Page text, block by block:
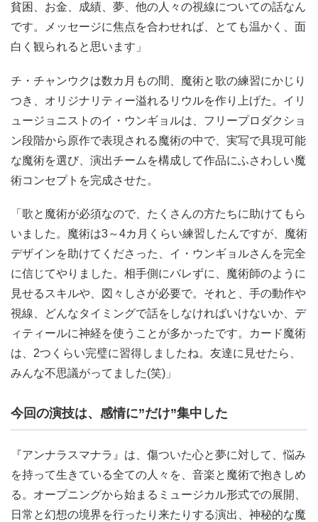
貧困、お金、成績、夢、他の人々の視線についての話なん
です。メッセージに焦点を合わせれば、とても温かく、面
白く観られると思います」
チ・チャンウクは数カ月もの間、魔術と歌の練習にかじり
つき、オリジナリティー溢れるリウルを作り上げた。イリ
ュージョニストのイ・ウンギョルは、フリープロダクショ
ン段階から原作で表現される魔術の中で、実写で具現可能
な魔術を選び、演出チームを構成して作品にふさわしい魔
術コンセプトを完成させた。
「歌と魔術が必須なので、たくさんの方たちに助けてもら
いました。魔術は3～4カ月くらい練習したんですが、魔術
デザインを助けてくださった、イ・ウンギョルさんを完全
に信じてやりました。相手側にバレずに、魔術師のように
見せるスキルや、図々しさが必要で。それと、手の動作や
視線、どんなタイミングで話をしなければいけないか、デ
ィティールに神経を使うことが多かったです。カード魔術
は、2つくらい完璧に習得しましたね。友達に見せたら、
みんな不思議がってました(笑)」
今回の演技は、感情に”だけ”集中した
『アンナラスマナラ』は、傷ついた心と夢に対して、悩み
を持って生きている全ての人々を、音楽と魔術で抱きしめ
る。オープニングから始まるミュージカル形式での展開、
日常と幻想の境界を行ったり来たりする演出、神秘的な魔